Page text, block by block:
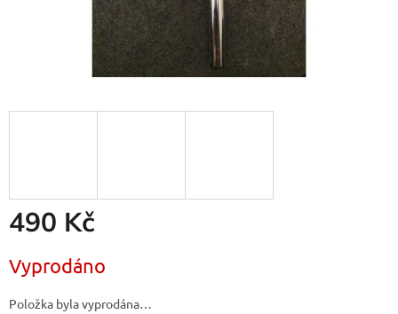
490 Kč
cena:
Vyprodáno
Položka byla vyprodána…